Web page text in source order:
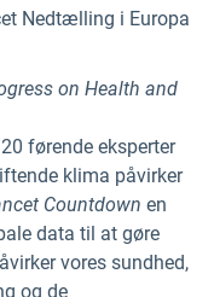
on Health and
førende eksperter
klima påvirker
Countdown en
data til at gøre
vores sundhed,
og de